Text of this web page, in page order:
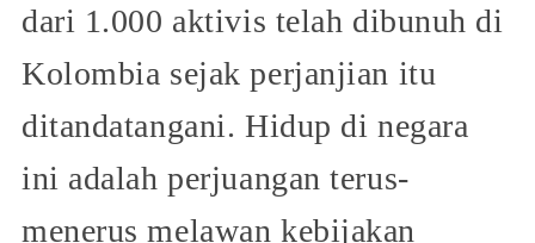
dari 1.000 aktivis telah dibunuh di
Kolombia sejak perjanjian itu
ditandatangani. Hidup di negara
ini adalah perjuangan terus-
menerus melawan kebijakan